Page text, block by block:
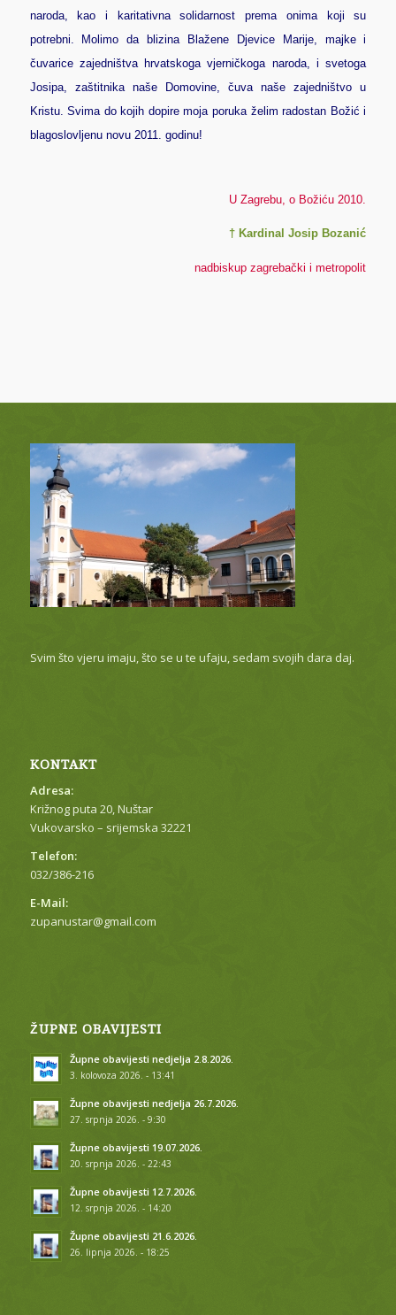
naroda, kao i karitativna solidarnost prema onima koji su
potrebni. Molimo da blizina Blažene Djevice Marije, majke i
čuvarice zajedništva hrvatskoga vjerničkoga naroda, i svetoga
Josipa, zaštitnika naše Domovine, čuva naše zajedništvo u
Kristu. Svima do kojih dopire moja poruka želim radostan Božić i
blagoslovljenu novu 2011. godinu!
U Zagrebu, o Božiću 2010.
† Kardinal Josip Bozanić
nadbiskup zagrebački i metropolit
Svim što vjeru imaju, što se u te ufaju, sedam svojih dara daj.
KONTAKT
Adresa:
Križnog puta 20, Nuštar
Vukovarsko – srijemska 32221
Telefon:
032/386-216
E-Mail:
zupanustar@gmail.com
ŽUPNE OBAVIJESTI
Župne obavijesti nedjelja 2.8.2026.
3. kolovoza 2026. - 13:41
Župne obavijesti nedjelja 26.7.2026.
27. srpnja 2026. - 9:30
Župne obavijesti 19.07.2026.
20. srpnja 2026. - 22:43
Župne obavijesti 12.7.2026.
12. srpnja 2026. - 14:20
Župne obavijesti 21.6.2026.
26. lipnja 2026. - 18:25